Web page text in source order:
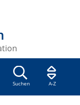
Suchen A-Z